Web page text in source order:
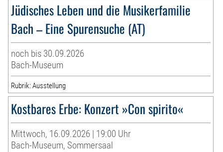
Jüdisches Leben und die Musikerfamilie
Bach – Eine Spurensuche (AT)
noch bis 30.09.2026
Bach-Museum
Rubrik: Ausstellung
Kostbares Erbe: Konzert »Con spirito«
Mittwoch, 16.09.2026 | 19:00 Uhr
Bach-Museum, Sommersaal